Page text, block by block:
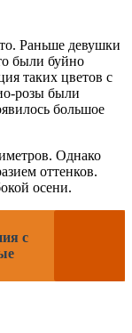
Раньше девушки
были буйно
таких цветов с
розы были
большое
Однако
оттенков.
осени.
с